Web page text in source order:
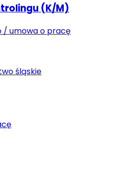
(K/M)
/ umowa o pracę
śląskie